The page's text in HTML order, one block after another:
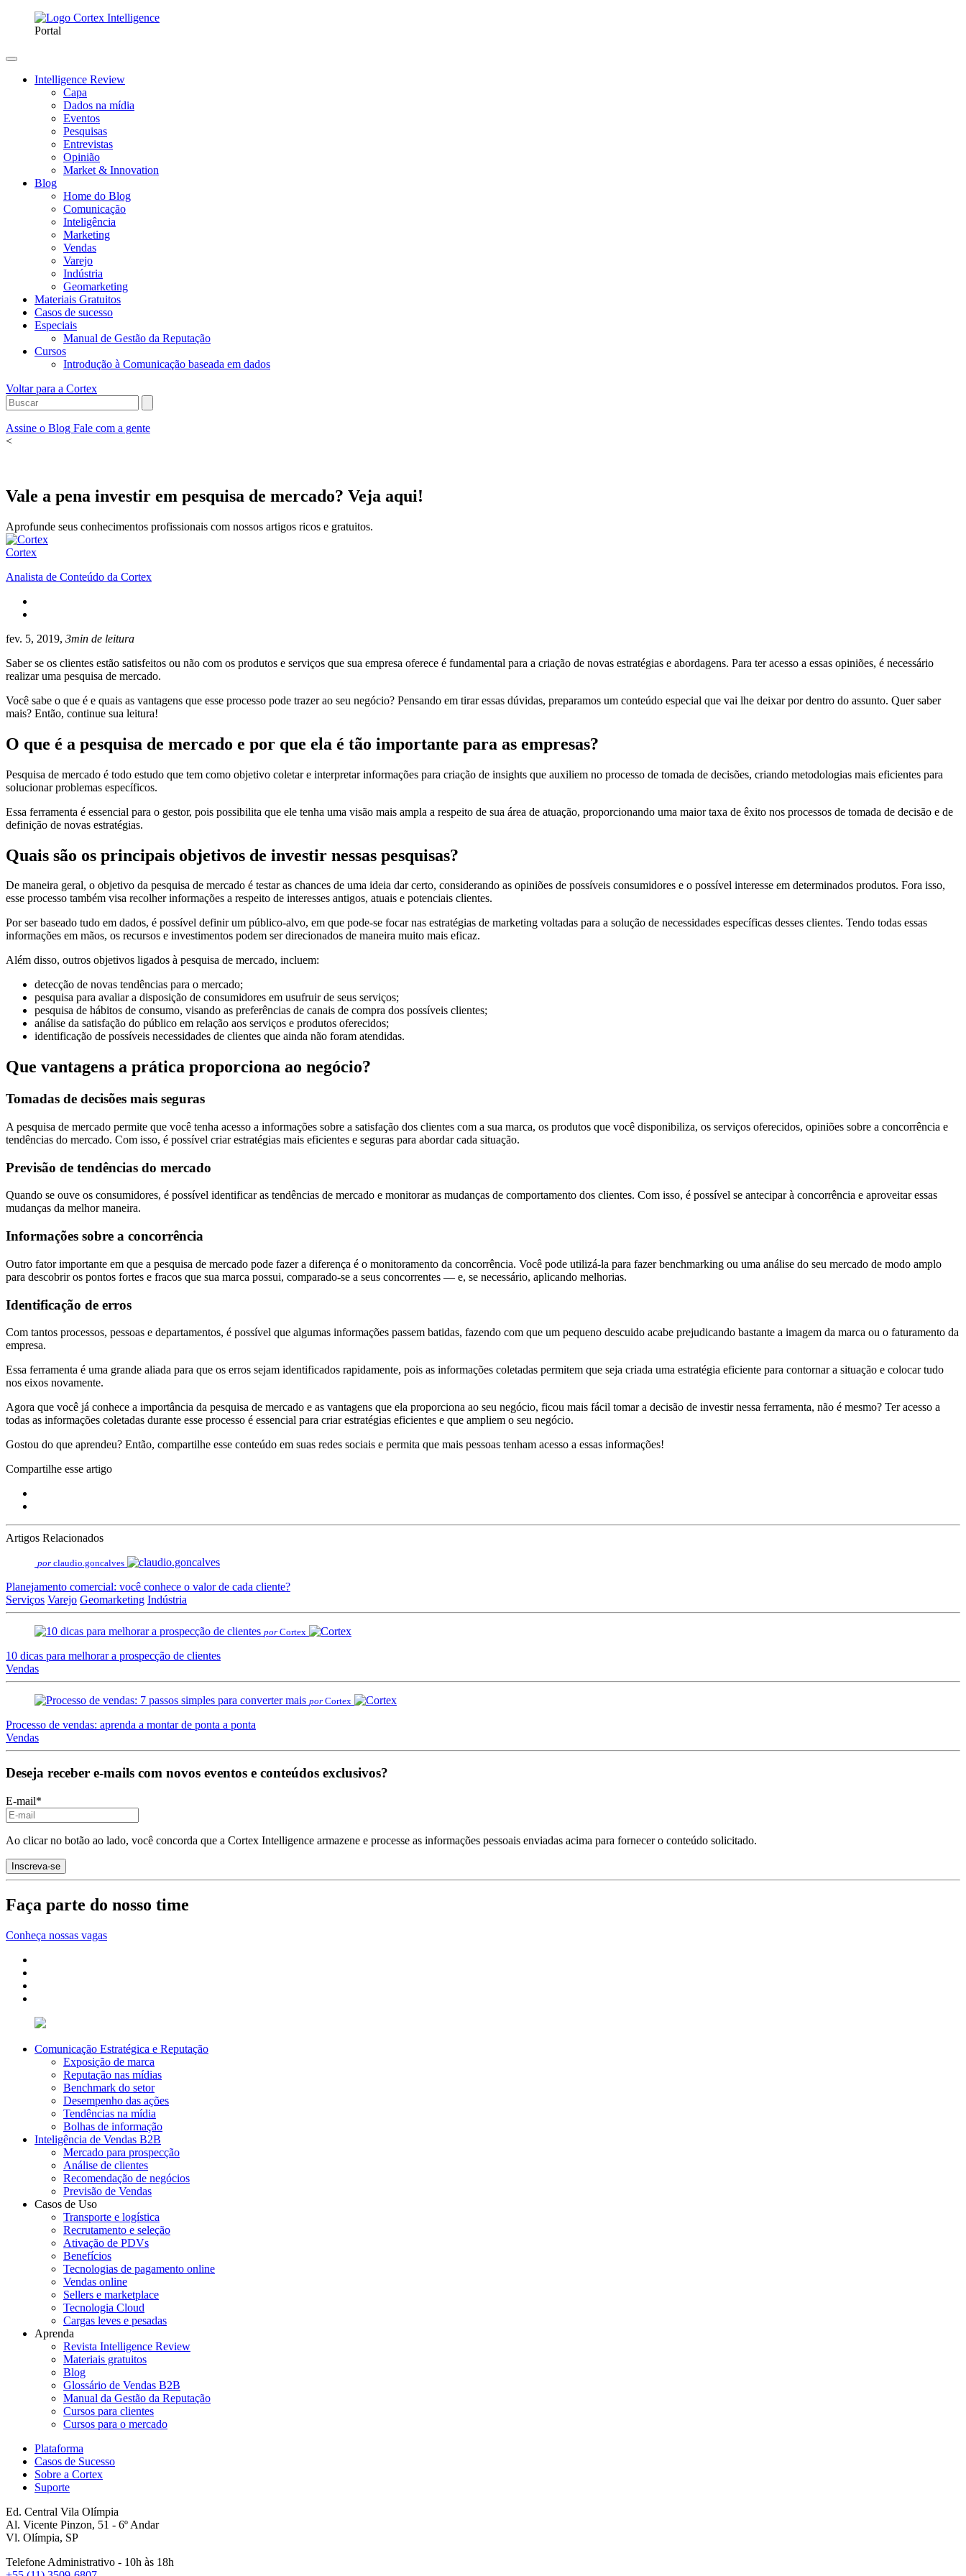
Portal
Intelligence Review
Capa
Dados na mídia
Eventos
Pesquisas
Entrevistas
Opinião
Market & Innovation
Blog
Home do Blog
Comunicação
Inteligência
Marketing
Vendas
Varejo
Indústria
Geomarketing
Materiais Gratuitos
Casos de sucesso
Especiais
Manual de Gestão da Reputação
Cursos
Introdução à Comunicação baseada em dados
Voltar para a Cortex
Assine o Blog Fale com a gente
<
Vale a pena investir em pesquisa de mercado? Veja aqui!
Aprofunde seus conhecimentos profissionais com nossos artigos ricos e gratuitos.
Cortex
Analista de Conteúdo da Cortex
fev. 5, 2019, 3min de leitura
Saber se os clientes estão satisfeitos ou não com os produtos e serviços que sua empresa oferece é fundamental para a criação de novas estratégias e abordagens. Para ter acesso a essas opiniões, é necessário
realizar uma pesquisa de mercado.
Você sabe o que é e quais as vantagens que esse processo pode trazer ao seu negócio? Pensando em tirar essas dúvidas, preparamos um conteúdo especial que vai lhe deixar por dentro do assunto. Quer saber
mais? Então, continue sua leitura!
O que é a pesquisa de mercado e por que ela é tão importante para as empresas?
Pesquisa de mercado é todo estudo que tem como objetivo coletar e interpretar informações para criação de insights que auxiliem no processo de tomada de decisões, criando metodologias mais eficientes para
solucionar problemas específicos.
Essa ferramenta é essencial para o gestor, pois possibilita que ele tenha uma visão mais ampla a respeito de sua área de atuação, proporcionando uma maior taxa de êxito nos processos de tomada de decisão e de
definição de novas estratégias.
Quais são os principais objetivos de investir nessas pesquisas?
De maneira geral, o objetivo da pesquisa de mercado é testar as chances de uma ideia dar certo, considerando as opiniões de possíveis consumidores e o possível interesse em determinados produtos. Fora isso,
esse processo também visa recolher informações a respeito de interesses antigos, atuais e potenciais clientes.
Por ser baseado tudo em dados, é possível definir um público-alvo, em que pode-se focar nas estratégias de marketing voltadas para a solução de necessidades específicas desses clientes. Tendo todas essas
informações em mãos, os recursos e investimentos podem ser direcionados de maneira muito mais eficaz.
Além disso, outros objetivos ligados à pesquisa de mercado, incluem:
detecção de novas tendências para o mercado;
pesquisa para avaliar a disposição de consumidores em usufruir de seus serviços;
pesquisa de hábitos de consumo, visando as preferências de canais de compra dos possíveis clientes;
análise da satisfação do público em relação aos serviços e produtos oferecidos;
identificação de possíveis necessidades de clientes que ainda não foram atendidas.
Que vantagens a prática proporciona ao negócio?
Tomadas de decisões mais seguras
A pesquisa de mercado permite que você tenha acesso a informações sobre a satisfação dos clientes com a sua marca, os produtos que você disponibiliza, os serviços oferecidos, opiniões sobre a concorrência e
tendências do mercado. Com isso, é possível criar estratégias mais eficientes e seguras para abordar cada situação.
Previsão de tendências do mercado
Quando se ouve os consumidores, é possível identificar as tendências de mercado e monitorar as mudanças de comportamento dos clientes. Com isso, é possível se antecipar à concorrência e aproveitar essas
mudanças da melhor maneira.
Informações sobre a concorrência
Outro fator importante em que a pesquisa de mercado pode fazer a diferença é o monitoramento da concorrência. Você pode utilizá-la para fazer benchmarking ou uma análise do seu mercado de modo amplo
para descobrir os pontos fortes e fracos que sua marca possui, comparado-se a seus concorrentes — e, se necessário, aplicando melhorias.
Identificação de erros
Com tantos processos, pessoas e departamentos, é possível que algumas informações passem batidas, fazendo com que um pequeno descuido acabe prejudicando bastante a imagem da marca ou o faturamento da
empresa.
Essa ferramenta é uma grande aliada para que os erros sejam identificados rapidamente, pois as informações coletadas permitem que seja criada uma estratégia eficiente para contornar a situação e colocar tudo
nos eixos novamente.
Agora que você já conhece a importância da pesquisa de mercado e as vantagens que ela proporciona ao seu negócio, ficou mais fácil tomar a decisão de investir nessa ferramenta, não é mesmo? Ter acesso a
todas as informações coletadas durante esse processo é essencial para criar estratégias eficientes e que ampliem o seu negócio.
Gostou do que aprendeu? Então, compartilhe esse conteúdo em suas redes sociais e permita que mais pessoas tenham acesso a essas informações!
Compartilhe esse artigo
Artigos Relacionados
por claudio.goncalves
Planejamento comercial: você conhece o valor de cada cliente?
Serviços Varejo Geomarketing Indústria
por Cortex
10 dicas para melhorar a prospecção de clientes
Vendas
por Cortex
Processo de vendas: aprenda a montar de ponta a ponta
Vendas
Deseja receber e-mails com novos eventos e conteúdos exclusivos?
E-mail*
Ao clicar no botão ao lado, você concorda que a Cortex Intelligence armazene e processe as informações pessoais enviadas acima para fornecer o conteúdo solicitado.
Faça parte do nosso time
Conheça nossas vagas
Comunicação Estratégica e Reputação
Exposição de marca
Reputação nas mídias
Benchmark do setor
Desempenho das ações
Tendências na mídia
Bolhas de informação
Inteligência de Vendas B2B
Mercado para prospecção
Análise de clientes
Recomendação de negócios
Previsão de Vendas
Casos de Uso
Transporte e logística
Recrutamento e seleção
Ativação de PDVs
Benefícios
Tecnologias de pagamento online
Vendas online
Sellers e marketplace
Tecnologia Cloud
Cargas leves e pesadas
Aprenda
Revista Intelligence Review
Materiais gratuitos
Blog
Glossário de Vendas B2B
Manual da Gestão da Reputação
Cursos para clientes
Cursos para o mercado
Plataforma
Casos de Sucesso
Sobre a Cortex
Suporte
Ed. Central Vila Olímpia
Al. Vicente Pinzon, 51 - 6º Andar
Vl. Olímpia, SP
Telefone Administrativo - 10h às 18h